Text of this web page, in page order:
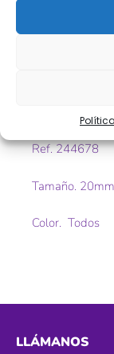
Plisado de
Ref. 244678
Tamaño. 20mm
Color. Todos
LLÁMANOS